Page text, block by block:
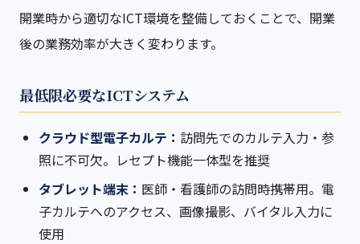
開業時から適切なICT環境を整備しておくことで、開業
後の業務効率が大きく変わります。
最低限必要なICTシステム
クラウド型電子カルテ： 訪問先でのカルテ入力・参
照に不可欠。レセプト機能一体型を推奨
タブレット端末： 医師・看護師の訪問時携帯用。電
子カルテへのアクセス、画像撮影、バイタル入力に
使用